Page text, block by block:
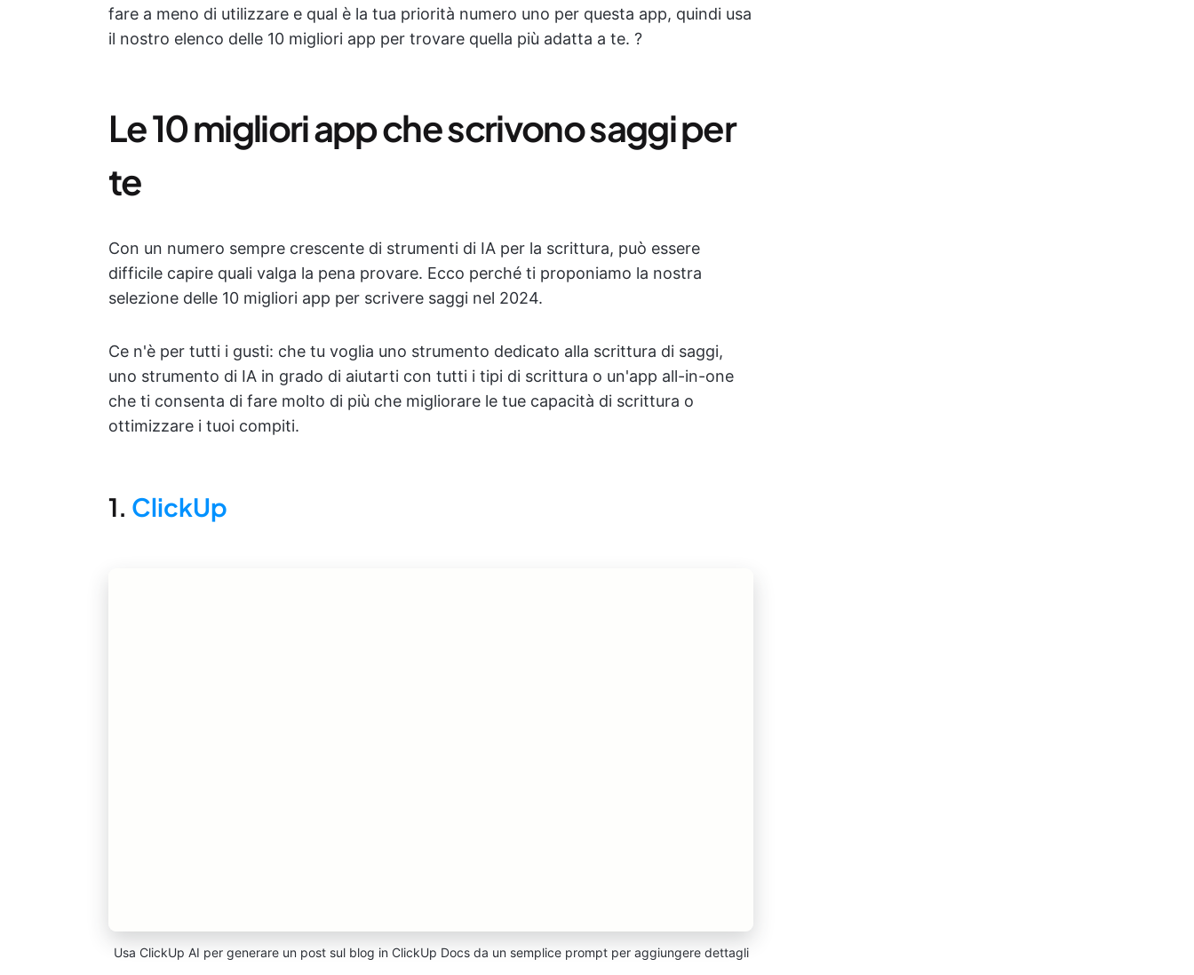
fare a meno di utilizzare e qual è la tua priorità numero uno per questa app, quindi usa
il nostro elenco delle 10 migliori app per trovare quella più adatta a te. ?
Le 10 migliori app che scrivono saggi per
te
Con un numero sempre crescente di strumenti di IA per la scrittura, può essere
difficile capire quali valga la pena provare. Ecco perché ti proponiamo la nostra
selezione delle 10 migliori app per scrivere saggi nel 2024.
Ce n'è per tutti i gusti: che tu voglia uno strumento dedicato alla scrittura di saggi,
uno strumento di IA in grado di aiutarti con tutti i tipi di scrittura o un'app all-in-one
che ti consenta di fare molto di più che migliorare le tue capacità di scrittura o
ottimizzare i tuoi compiti.
1. ClickUp
Usa ClickUp AI per generare un post sul blog in ClickUp Docs da un semplice prompt per aggiungere dettagli